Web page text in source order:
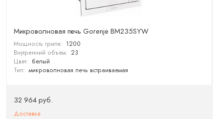
Микроволновая печь Gorenje BM235SYW
Мощность гриля: 1200
Внутренний объем: 23
Цвет: белый
Тип: микроволновая печь встраиваемая
32 964 руб.
Доставка